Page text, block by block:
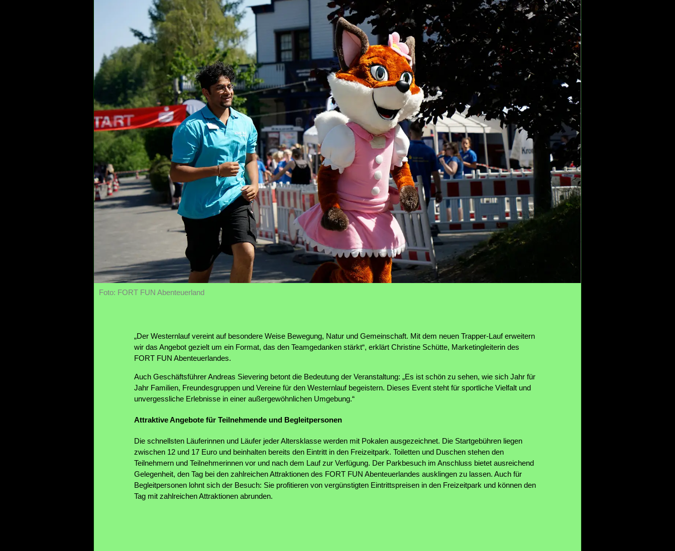
Foto: FORT FUN Abenteuerland
„Der Westernlauf vereint auf besondere Weise Bewegung, Natur und Gemeinschaft. Mit dem neuen Trapper-Lauf erweitern
wir das Angebot gezielt um ein Format, das den Teamgedanken stärkt“, erklärt Christine Schütte, Marketingleiterin des
FORT FUN Abenteuerlandes.
Auch Geschäftsführer Andreas Sievering betont die Bedeutung der Veranstaltung: „Es ist schön zu sehen, wie sich Jahr für
Jahr Familien, Freundesgruppen und Vereine für den Westernlauf begeistern. Dieses Event steht für sportliche Vielfalt und
unvergessliche Erlebnisse in einer außergewöhnlichen Umgebung.“
Attraktive Angebote für Teilnehmende und Begleitpersonen
Die schnellsten Läuferinnen und Läufer jeder Altersklasse werden mit Pokalen ausgezeichnet. Die Startgebühren liegen
zwischen 12 und 17 Euro und beinhalten bereits den Eintritt in den Freizeitpark. Toiletten und Duschen stehen den
Teilnehmern und Teilnehmerinnen vor und nach dem Lauf zur Verfügung. Der Parkbesuch im Anschluss bietet ausreichend
Gelegenheit, den Tag bei den zahlreichen Attraktionen des FORT FUN Abenteuerlandes ausklingen zu lassen. Auch für
Begleitpersonen lohnt sich der Besuch: Sie profitieren von vergünstigten Eintrittspreisen in den Freizeitpark und können den
Tag mit zahlreichen Attraktionen abrunden.